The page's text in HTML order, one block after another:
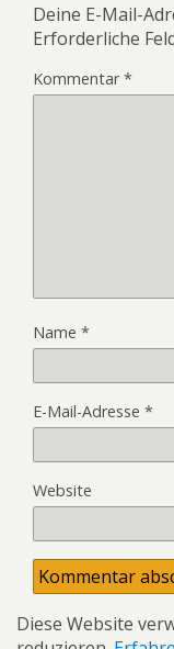
Deine E-Mail-
Erforderliche
Kommentar*
Name *
E-Mail-Adresse *
Website
Diese Website